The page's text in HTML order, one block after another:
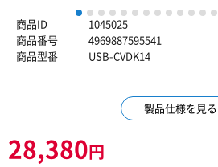
1 2 3 4 5 6 7 8 9 10 11 12
商品ID
1045025
商品番号
4969887595541
商品型番
USB-CVDK14
製品仕様を見る
28,380円